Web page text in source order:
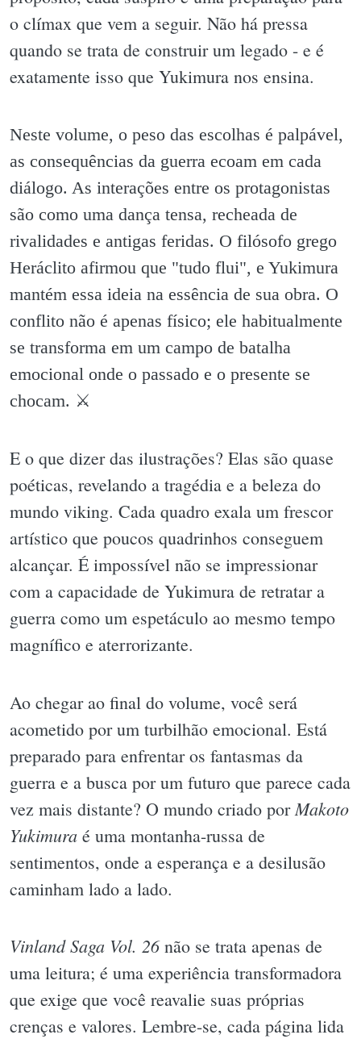
o clímax que vem a seguir. Não há pressa
quando se trata de construir um legado - e é
exatamente isso que Yukimura nos ensina.
Neste volume, o peso das escolhas é palpável,
as consequências da guerra ecoam em cada
diálogo. As interações entre os protagonistas
são como uma dança tensa, recheada de
rivalidades e antigas feridas. O filósofo grego
Heráclito afirmou que "tudo flui", e Yukimura
mantém essa ideia na essência de sua obra. O
conflito não é apenas físico; ele habitualmente
se transforma em um campo de batalha
emocional onde o passado e o presente se
chocam. ⚔️
E o que dizer das ilustrações? Elas são quase
poéticas, revelando a tragédia e a beleza do
mundo viking. Cada quadro exala um frescor
artístico que poucos quadrinhos conseguem
alcançar. É impossível não se impressionar
com a capacidade de Yukimura de retratar a
guerra como um espetáculo ao mesmo tempo
magnífico e aterrorizante.
Ao chegar ao final do volume, você será
acometido por um turbilhão emocional. Está
preparado para enfrentar os fantasmas da
guerra e a busca por um futuro que parece cada
vez mais distante? O mundo criado por Makoto
Yukimura é uma montanha-russa de
sentimentos, onde a esperança e a desilusão
caminham lado a lado.
Vinland Saga Vol. 26não se trata apenas de
uma leitura; é uma experiência transformadora
que exige que você reavalie suas próprias
crenças e valores. Lembre-se, cada página lida